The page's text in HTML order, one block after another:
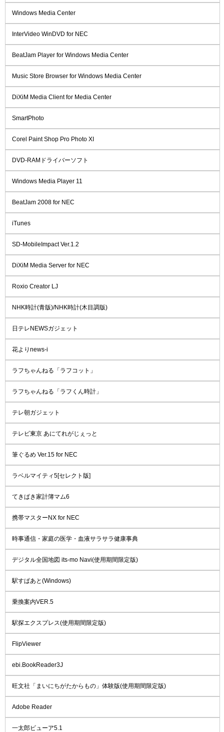
Windows Media Center
InterVideo WinDVD for NEC
BeatJam Player for Windows Media Center
Music Store Browser for Windows Media Center
DiXiM Media Client for Media Center
SmartPhoto
Corel Paint Shop Pro Photo XI
DVD-RAMドライバーソフト
Windows Media Player 11
BeatJam 2008 for NEC
iTunes
SD-MobileImpact Ver.1.2
DiXiM Media Server for NEC
Roxio Creator LJ
NHK時計(青版)/NHK時計(木目調版)
日テレNEWSガジェット
花よりnews-i
ラフちゃんねる「ラフコット」
ラフちゃんねる「ラフくん時計」
テレ朝ガジェット
テレビ東京 あにてれがじぇっと
筆ぐるめ Ver.15 for NEC
ラベルマイティ5[セレクト版]
てきぱき家計簿マム6
携帯マスターNX for NEC
時事通信・家庭の医学・血液サラサラ健康事典
デジタル全国地図 its-mo Navi(使用期間限定版)
駅すぱあと(Windows)
乗換案内VER.5
駅探エクスプレス(使用期間限定版)
FlipViewer
ebi.BookReader3J
旺文社「まいにちがたからもの」体験版(使用期間限定版)
Adobe Reader
一太郎ビューア5.1